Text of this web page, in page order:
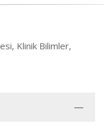
Klinik Bilimler,